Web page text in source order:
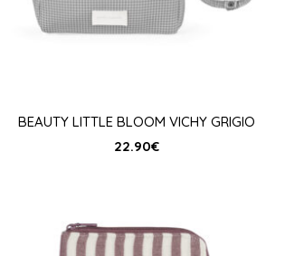
BEAUTY LITTLE BLOOM VICHY GRIGIO
22.90€